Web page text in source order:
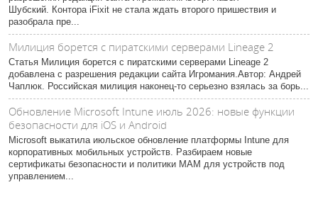
Шубский. Контора iFixit не стала ждать второго пришествия и
разобрала пре...
Милиция борется с пиратскими серверами Lineage 2
Статья Милиция борется с пиратскими серверами Lineage 2
добавлена с разрешения редакции сайта Игромания.Автор: Андрей
Чаплюк. Российская милиция наконец-то серьезно взялась за борь...
Обновление Microsoft Intune июль 2026: новые функции
безопасности для iOS и Android
Microsoft выкатила июльское обновление платформы Intune для
корпоративных мобильных устройств. Разбираем новые
сертификаты безопасности и политики MAM для устройств под
управлением...